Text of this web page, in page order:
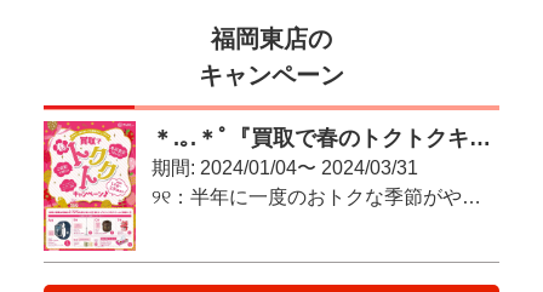
福岡東店の
キャンペーン
＊.｡.＊ﾟ『買取で春のトクトクキャンペーン♪』＊.｡.＊ﾟ
期間: 2024/01/04〜 2024/03/31